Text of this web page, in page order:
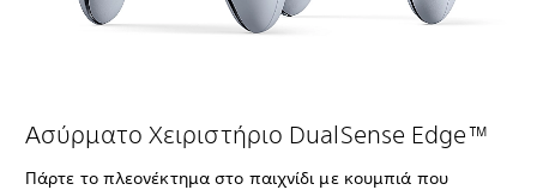
Ασύρματο Χειριστήριο DualSense Edge™
Πάρτε το πλεονέκτημα στο παιχνίδι με κουμπιά που